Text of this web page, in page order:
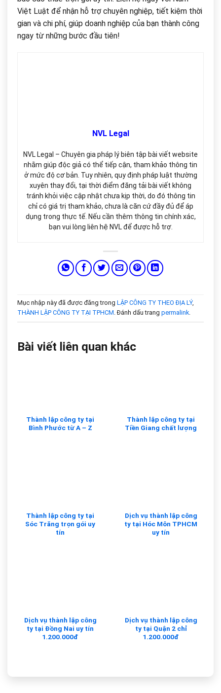
Việt Luật để nhận hỗ trợ chuyên nghiệp, tiết kiệm thời
gian và chi phí, giúp doanh nghiệp của bạn thành công
ngay từ những bước đầu tiên!
NVL Legal
NVL Legal – Chuyên gia pháp lý biên tập bài viết website
nhằm giúp độc giả có thể tiếp cận, tham khảo thông tin
ở mức độ cơ bản. Tuy nhiên, quy định pháp luật thường
xuyên thay đổi, tại thời điểm đăng tải bài viết không
tránh khỏi việc cập nhật chưa kịp thời, do đó thông tin
chỉ có giá trị tham khảo, chưa là căn cứ đầy đủ để áp
dụng trong thực tế. Nếu cần thêm thông tin chính xác,
bạn vui lòng liên hệ NVL để được hỗ trợ.
Mục nhập này đã được đăng trong LẬP CÔNG TY THEO ĐỊA LÝ,
THÀNH LẬP CÔNG TY TẠI TPHCM. Đánh dấu trang permalink.
Bài viết liên quan khác
Thành lập công ty tại
Bình Phước từ A – Z
Thành lập công ty tại
Tiền Giang chất lượng
Thành lập công ty tại
Sóc Trăng trọn gói uy
tín
Dịch vụ thành lập công
ty tại Hóc Môn TPHCM
uy tín
Dịch vụ thành lập công
ty tại Đồng Nai uy tín
1.200.000đ
Dịch vụ thành lập công
ty tại Quận 2 chỉ
1.200.000đ